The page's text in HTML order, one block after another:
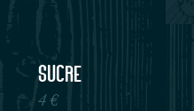
Sucre
4 €